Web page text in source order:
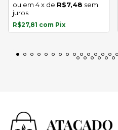
4x de R$7,48 sem
juros
R$27,81 com Pix